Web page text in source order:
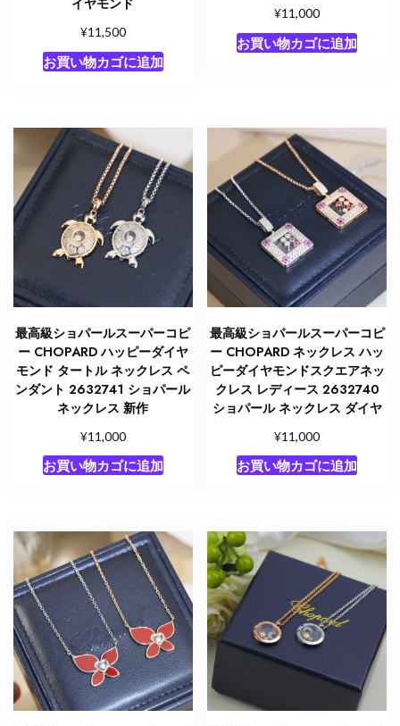
イヤモンド
¥11,500
お買い物カゴに追加
¥11,000
お買い物カゴに追加
最高級ショパールスーパーコピ
ー CHOPARD ハッピーダイヤ
モンド タートル ネックレス ペ
ンダント 2632741 ショパール
ネックレス 新作
¥11,000
お買い物カゴに追加
最高級ショパールスーパーコピ
ー CHOPARD ネックレス ハッ
ピーダイヤモンドスクエアネッ
クレス レディース 2632740
ショパール ネックレス ダイヤ
¥11,000
お買い物カゴに追加